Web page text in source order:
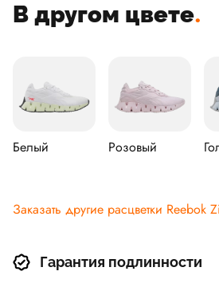
В другом цвете.
Белый Розовый
Заказать другие расцветки Reebok
Гарантия подлинности